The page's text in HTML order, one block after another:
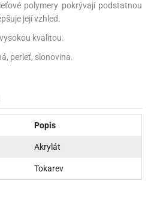
polymery pokrývají podstatnou
její vzhled.
kvalitou.
perleť, slonovina.
Popis
Akrylát
Tokarev